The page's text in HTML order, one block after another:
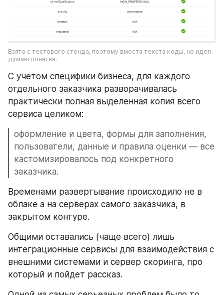
Взято с тестового стенда, поэтому вместа текста коды, но идея
думаю понятна.
С учетом специфики бизнеса, для каждого
отдельного заказчика разворачивалась
практически полная выделенная копия всего
сервиса целиком:
оформление и цвета, формы для заполнения,
пользователи, данные и правила оценки — все
кастомизировалось под конкретного
заказчика.
Временами развертывание происходило не в
облаке а на серверах самого заказчика, в
закрытом контуре.
Общими оставались (чаще всего) лишь
интеграционные сервисы для взаимодействия с
внешними системами и сервер скоринга, про
который и пойдет рассказ.